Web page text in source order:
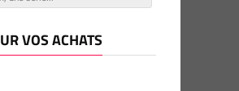
VOS ACHATS